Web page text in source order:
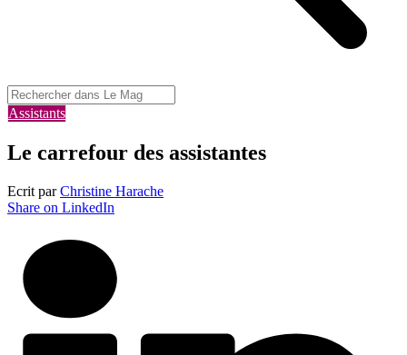
Assistants
Le carrefour des assistantes
Ecrit parChristine Harache
Share on LinkedIn